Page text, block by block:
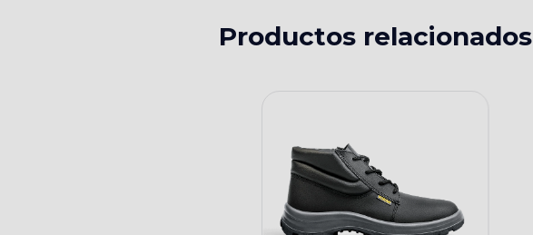
Productos relacionados